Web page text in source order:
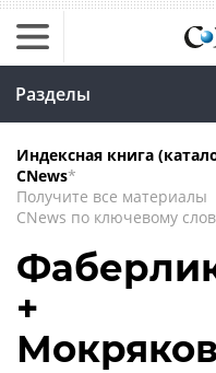
Разделы
Индексная книга
CNews*
Получите все материалы
CNews по ключевому
+